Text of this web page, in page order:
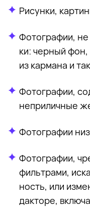
Ри­сун­ки,
Фо­то­гра­фии,
ки: чер­ный
из кар­мана и
Фо­то­гра­фии,
непри­лич­ные
Фо­то­гра­фии
Фо­то­гра­фии,
филь­тра­ми,
ность, или
дак­то­ре,